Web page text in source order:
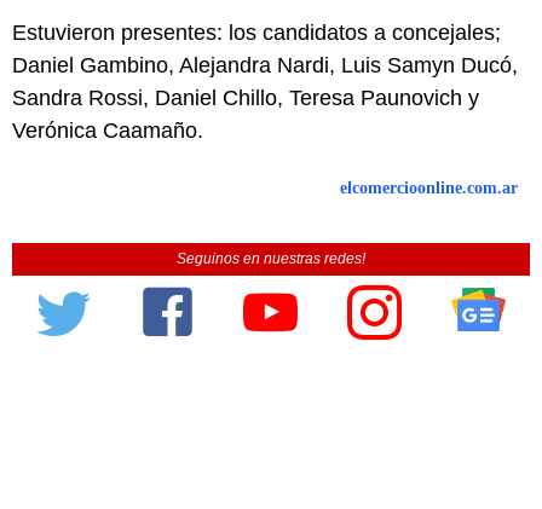
Estuvieron presentes: los candidatos a concejales;
Daniel Gambino, Alejandra Nardi, Luis Samyn Ducó,
Sandra Rossi, Daniel Chillo, Teresa Paunovich y
Verónica Caamaño.
elcomercioonline.com.ar
Seguinos en nuestras redes!